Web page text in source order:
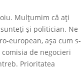
Mulțumim că ați
și politician. Ne
european, așa cum s-
de negocieri
Prioritatea